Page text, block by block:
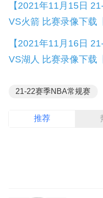
【2021年11月15日
VS火箭 比赛录像下载
【2021年11月16日
VS湖人 比赛录像下载
21-22赛季NBA常规赛
推荐